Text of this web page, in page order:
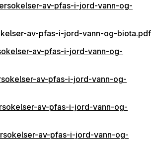
av-pfas-i-jord-vann-og-
av-pfas-i-jord-vann-og-biota.pdf
av-pfas-i-jord-vann-og-
av-pfas-i-jord-vann-og-
av-pfas-i-jord-vann-og-
av-pfas-i-jord-vann-og-